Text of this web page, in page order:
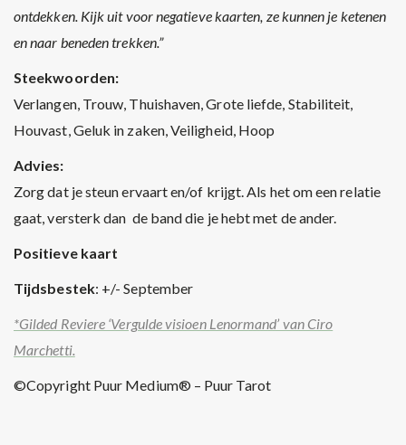
ontdekken. Kijk uit voor negatieve kaarten, ze kunnen je ketenen
en naar beneden trekken.”
Steekwoorden:
Verlangen, Trouw, Thuishaven, Grote liefde, Stabiliteit,
Houvast, Geluk in zaken, Veiligheid, Hoop
Advies:
Zorg dat je steun ervaart en/of krijgt. Als het om een relatie
gaat, versterk dan de band die je hebt met de ander.
Positieve kaart
Tijdsbestek: +/- September
*Gilded Reviere ‘Vergulde visioen Lenormand’ van Ciro
Marchetti.
©Copyright Puur Medium® – Puur Tarot